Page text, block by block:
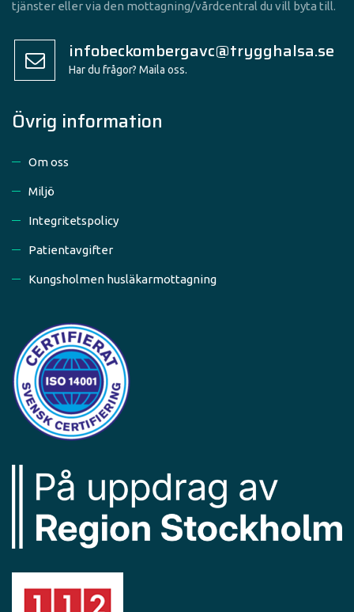
tjänster eller via den mottagning/vårdcentral du vill byta till.
infobeckombergavc@trygghalsa.se
Har du frågor? Maila oss.
Övrig information
Om oss
Miljö
Integritetspolicy
Patientavgifter
Kungsholmen husläkarmottagning